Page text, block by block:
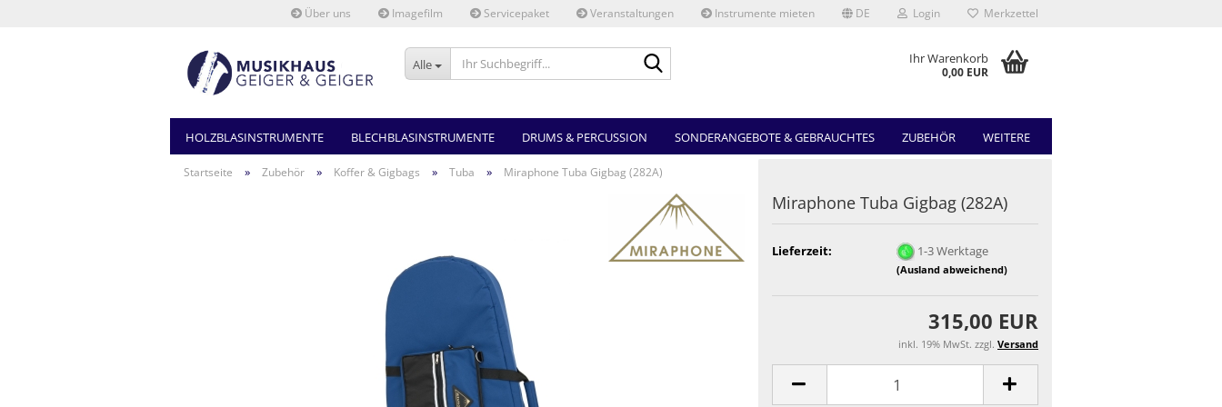
Über uns Imagefilm Servicepaket Veranstaltungen Instrumente mieten DE Login Merkzettel
Alle Ihr Warenkorb
0,00 EUR
HOLZBLASINSTRUMENTE BLECHBLASINSTRUMENTE DRUMS & PERCUSSION SONDERANGEBOTE & GEBRAUCHTES ZUBEHÖR WEITERE
Startseite » Zubehör » Koffer & Gigbags » Tuba » Miraphone Tuba Gigbag (282A)
Miraphone Tuba Gigbag (282A)
Lieferzeit: 1-3 Werktage
(Ausland abweichend)
315,00 EUR
inkl. 19% MwSt. zzgl. Versand